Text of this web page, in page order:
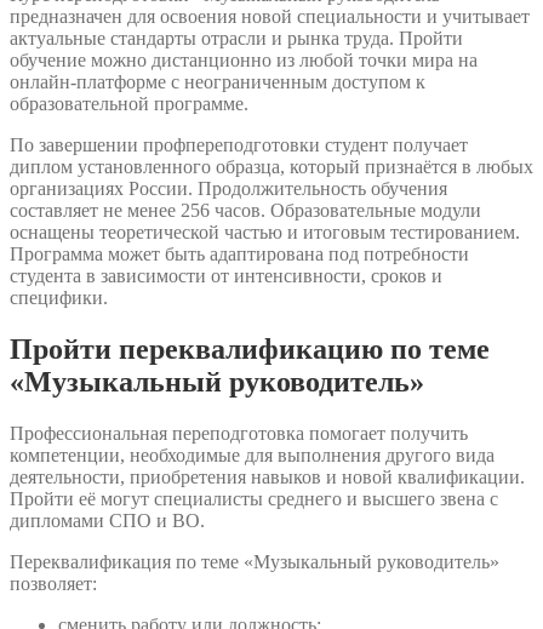
предназначен для освоения новой специальности и учитывает
актуальные стандарты отрасли и рынка труда. Пройти
обучение можно дистанционно из любой точки мира на
онлайн-платформе с неограниченным доступом к
образовательной программе.
По завершении профпереподготовки студент получает
диплом установленного образца, который признаётся в любых
организациях России. Продолжительность обучения
составляет не менее 256 часов. Образовательные модули
оснащены теоретической частью и итоговым тестированием.
Программа может быть адаптирована под потребности
студента в зависимости от интенсивности, сроков и
специфики.
Пройти переквалификацию по теме
«Музыкальный руководитель»
Профессиональная переподготовка помогает получить
компетенции, необходимые для выполнения другого вида
деятельности, приобретения навыков и новой квалификации.
Пройти её могут специалисты среднего и высшего звена с
дипломами СПО и ВО.
Переквалификация по теме «Музыкальный руководитель»
позволяет:
сменить работу или должность;